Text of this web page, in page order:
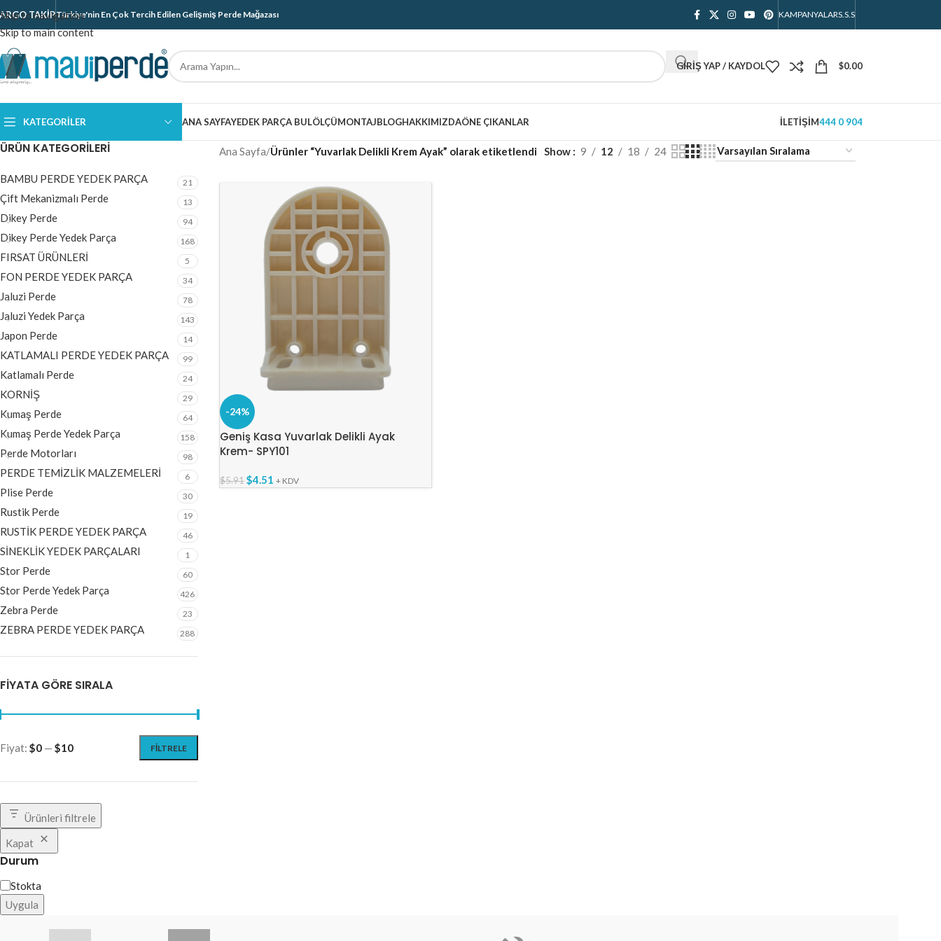
Skip to navigation
Skip to main content
TAKIPTürkiye'nin En Çok Tercih Edilen Gelişmiş Perde Mağazası KAMPANYALARS.S.S
GIRIŞ YAP / KAYDOL $0.00
KATEGORILER ANA SAYFAYEDEK PARÇA BULÖLÇÜMONTAJBLOGHAKKIMIZDAÖNE ÇIKANLAR İLETIŞIM444 0 904
ÜRÜN KATEGORILERI
BAMBU PERDE YEDEK PARÇA 21
Çift Mekanizmalı Perde 13
Dikey Perde 94
Dikey Perde Yedek Parça 168
FIRSAT ÜRÜNLERİ 5
FON PERDE YEDEK PARÇA 34
Jaluzi Perde 78
Jaluzi Yedek Parça 143
Japon Perde 14
KATLAMALI PERDE YEDEK PARÇA 99
Katlamalı Perde 24
KORNİŞ 29
Kumaş Perde 64
Kumaş Perde Yedek Parça 158
Perde Motorları 98
PERDE TEMİZLİK MALZEMELERİ 6
Plise Perde 30
Rustik Perde 19
RUSTİK PERDE YEDEK PARÇA 46
SİNEKLİK YEDEK PARÇALARI 1
Stor Perde 60
Stor Perde Yedek Parça 426
Zebra Perde 23
ZEBRA PERDE YEDEK PARÇA 288
FIYATA GÖRE SIRALA
FILTRELE
Fiyat: $0 — $10
Ürünleri filtrele
Kapat
Durum
Stokta
Uygula
Ana Sayfa/Ürünler “Yuvarlak Delikli Krem Ayak” olarak etiketlendi Show 9 12 18 24
-24%
Geniş Kasa Yuvarlak Delikli Ayak
Krem- SPY101
$5.91$4.51 + KDV